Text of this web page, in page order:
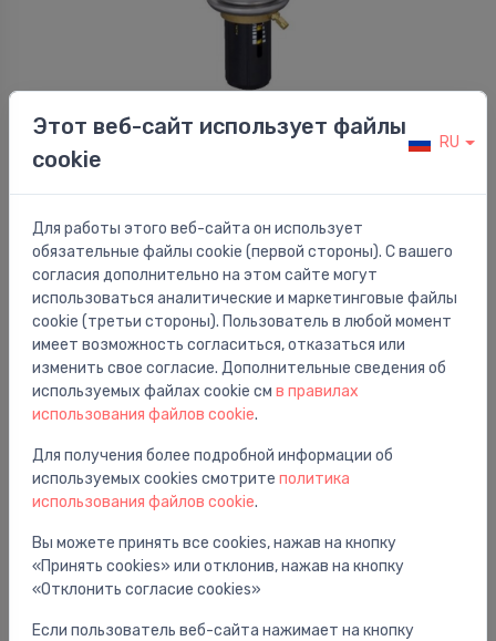
Перепускные клапаны
AVP 32 diferencspiediena kontroles vārsts DN32,
Kvs12,5 atpakaļgaitā, atloku
Перепускные клапаны
⬤AVPL 15 diferenciālā spiediena kontroles vārsts
Этот веб-сайт использует файлы
cookie
RU
Для работы этого веб-сайта он использует
обязательные файлы cookie (первой стороны). С вашего
согласия дополнительно на этом сайте могут
использоваться аналитические и маркетинговые файлы
cookie (третьи стороны). Пользователь в любой момент
имеет возможность согласиться, отказаться или
изменить свое согласие. Дополнительные сведения об
используемых файлах cookie см в правилах
использования файлов cookie.
Для получения более подробной информации об
используемых cookies смотрите политика
использования файлов cookie.
Вы можете принять все cookies, нажав на кнопку
«Принять cookies» или отклонив, нажав на кнопку
«Отклонить согласие cookies»
Если пользователь веб-сайта нажимает на кнопку